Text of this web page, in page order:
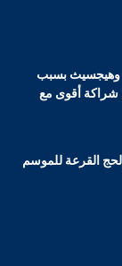
وهيجسيث بسبب
شراكة أقوى مع
القرعة للموسم